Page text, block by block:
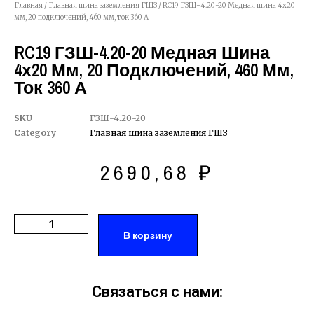
Главная / Главная шина заземления ГШЗ / RC19 ГЗШ-4.20-20 Медная шина 4х20
мм, 20 подключений, 460 мм, ток 360 А
RC19 ГЗШ-4.20-20 Медная Шина
4х20 Мм, 20 Подключений, 460 Мм,
Ток 360 А
SKU
ГЗШ-4.20-20
Category
Главная шина заземления ГШЗ
2690,68 ₽
В корзину
Связаться с нами: